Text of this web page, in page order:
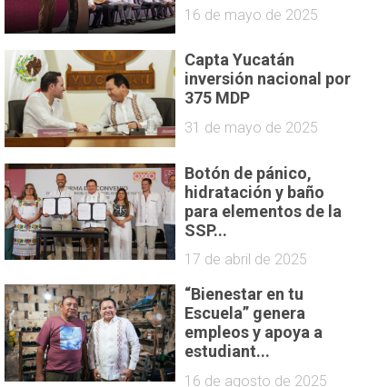
16 de mayo de 2025
Capta Yucatán
inversión nacional por
375 MDP
31 de mayo de 2025
Botón de pánico,
hidratación y baño
para elementos de la
SSP...
17 de abril de 2025
“Bienestar en tu
Escuela” genera
empleos y apoya a
estudiant...
16 de agosto de 2025